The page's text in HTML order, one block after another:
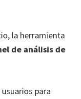
la herramienta
de análisis de
para